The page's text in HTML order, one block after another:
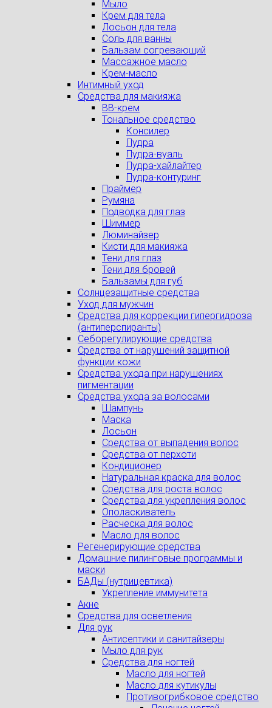
Мыло
Крем для тела
Лосьон для тела
Соль для ванны
Бальзам согревающий
Массажное масло
Крем-масло
Интимный уход
Средства для макияжа
BB-крем
Тональное средство
Консилер
Пудра
Пудра-вуаль
Пудра-хайлайтер
Пудра-контуринг
Праймер
Румяна
Подводка для глаз
Шиммер
Люминайзер
Кисти для макияжа
Тени для глаз
Тени для бровей
Бальзамы для губ
Солнцезащитные средства
Уход для мужчин
Средства для коррекции гипергидроза
(антиперспиранты)
Себорегулирующие средства
Средства от нарушений защитной
функции кожи
Средства ухода при нарушениях
пигментации
Средства ухода за волосами
Шампунь
Маска
Лосьон
Средства от выпадения волос
Средства от перхоти
Кондиционер
Натуральная краска для волос
Средства для роста волос
Средства для укрепления волос
Ополаскиватель
Расческа для волос
Масло для волос
Регенерирующие средства
Домашние пилинговые программы и
маски
БАДы (нутрицевтика)
Укрепление иммунитета
Акне
Средства для осветления
Для рук
Антисептики и санитайзеры
Мыло для рук
Средства для ногтей
Масло для ногтей
Масло для кутикулы
Противогрибковое средство